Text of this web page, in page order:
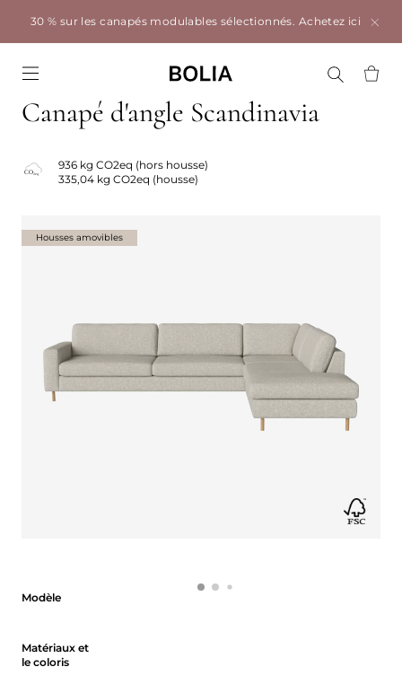
30 % sur les canapés modulables sélectionnés. Achetez ici
Canapé d'angle Scandinavia
936 kg CO2eq (hors housse)
335,04 kg CO2eq (housse)
Modèle
Matériaux et
le coloris
Housses amovibles